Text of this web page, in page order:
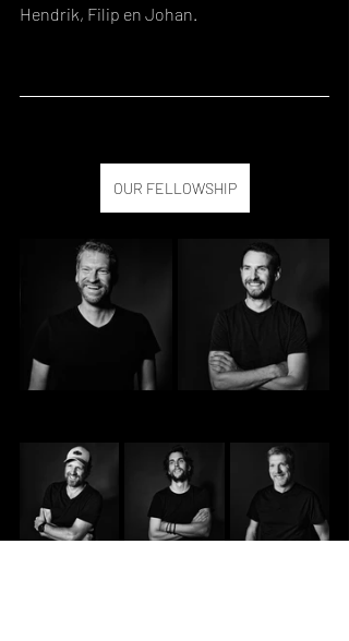
Hendrik, Filip en Johan.
OUR FELLOWSHIP